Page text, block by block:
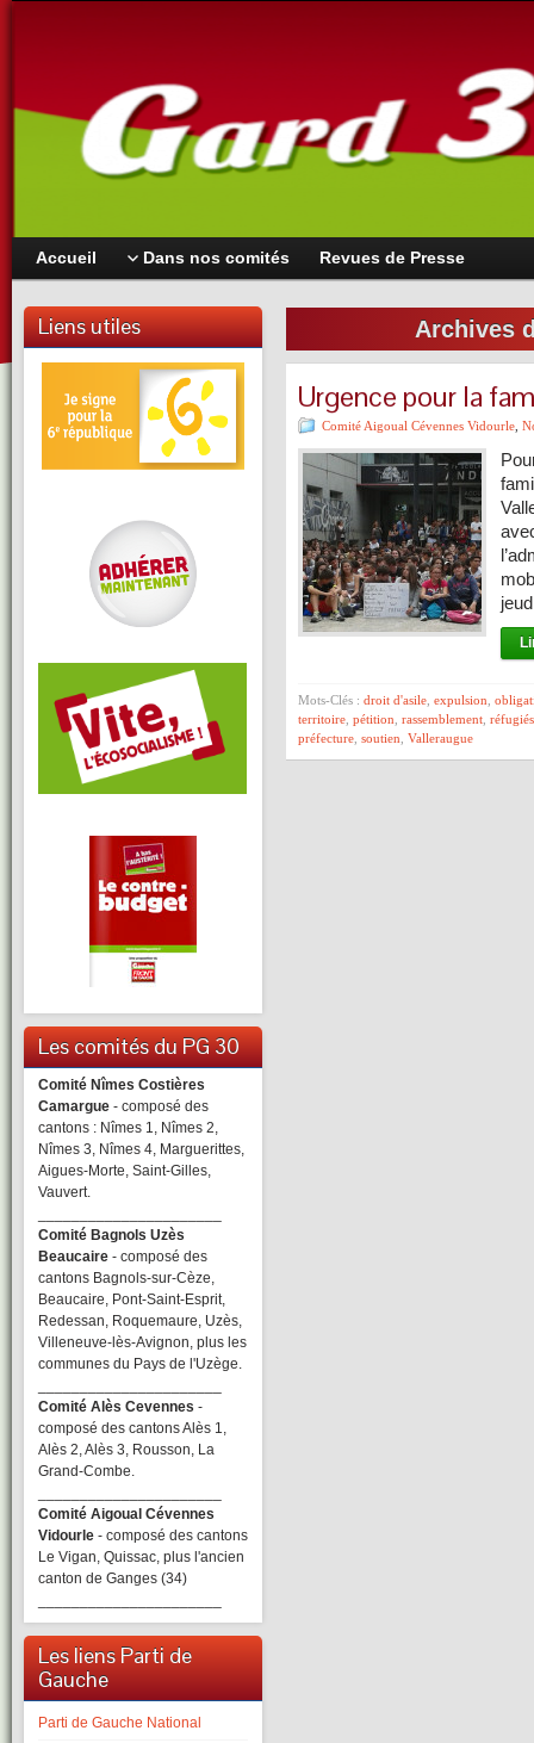
Accueil Dans nos comités Revues de Presse
Liens utiles
Les comités du PG 30
Comité Nîmes Costières
Camargue - composé des
cantons : Nîmes 1, Nîmes 2,
Nîmes 3, Nîmes 4, Marguerittes,
Aigues-Morte, Saint-Gilles,
Vauvert.
Comité Bagnols Uzès
Beaucaire - composé des
cantons Bagnols-sur-Cèze,
Beaucaire, Pont-Saint-Esprit,
Redessan, Roquemaure, Uzès,
Villeneuve-lès-Avignon, plus les
communes du Pays de l'Uzège.
Comité Alès Cevennes -
composé des cantons Alès 1,
Alès 2, Alès 3, Rousson, La
Grand-Combe.
Comité Aigoual Cévennes
Vidourle - composé des cantons
Le Vigan, Quissac, plus l'ancien
canton de Ganges (34)
Les liens Parti de
Gauche
Parti de Gauche National
Archives
Urgence pour la
Comité Aigoual Cévennes Vidourle
Mots-Clés : droit d'asile expulsion
territoire pétition rassemblement réfugiés
préfecture soutien Valleraugue